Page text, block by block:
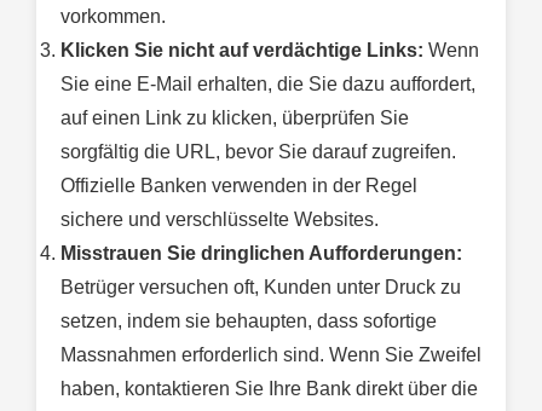
vorkommen.
Klicken Sie nicht auf verdächtige Links: Wenn
Sie eine E-Mail erhalten, die Sie dazu auffordert,
auf einen Link zu klicken, überprüfen Sie
sorgfältig die URL, bevor Sie darauf zugreifen.
Offizielle Banken verwenden in der Regel
sichere und verschlüsselte Websites.
Misstrauen Sie dringlichen Aufforderungen:
Betrüger versuchen oft, Kunden unter Druck zu
setzen, indem sie behaupten, dass sofortige
Massnahmen erforderlich sind. Wenn Sie Zweifel
haben, kontaktieren Sie Ihre Bank direkt über die